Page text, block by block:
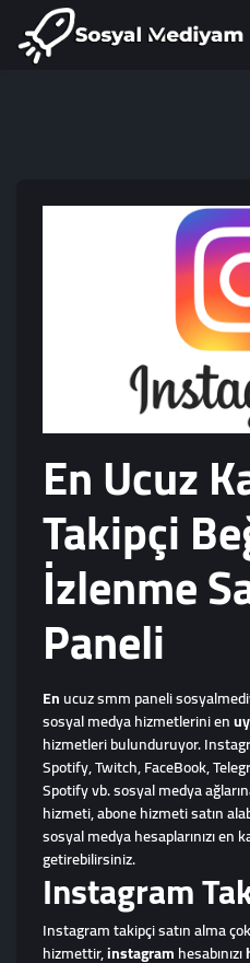
En Ucuz
Takipçi
İzlenme
Paneli
Enucuz smm paneli
sosyal medya hizmetlerini en
hizmetleri bulunduruyor.
Spotify, Twitch, FaceBook,
Spotify vb. sosyal medya
hizmeti, abone hizmeti satın
sosyal medya hesaplarınızı en
getirebilirsiniz.
Instagram
Instagram takipçi satın alma
hizmettir,instagramhesabınızı